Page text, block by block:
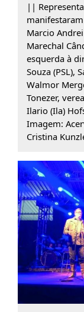
||
Marcio
Marechal
esquerda à
Souza (PSL),
Walmor
Tonezer,
Ilario (Ila)
Imagem:
Cristina